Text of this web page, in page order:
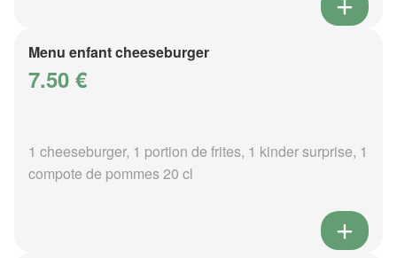
Menu enfant cheeseburger
7.50 €
1 cheeseburger, 1 portion de frites, 1 kinder surprise, 1
compote de pommes 20 cl